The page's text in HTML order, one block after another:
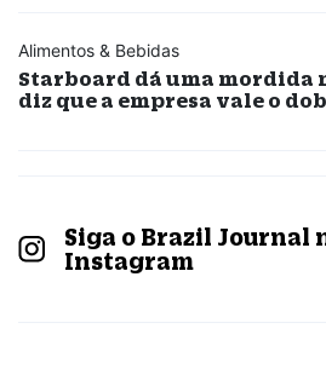
Alimentos & Bebidas
Starboard dá uma mordida
diz que a empresa vale o
Siga o Brazil Journal
Instagram